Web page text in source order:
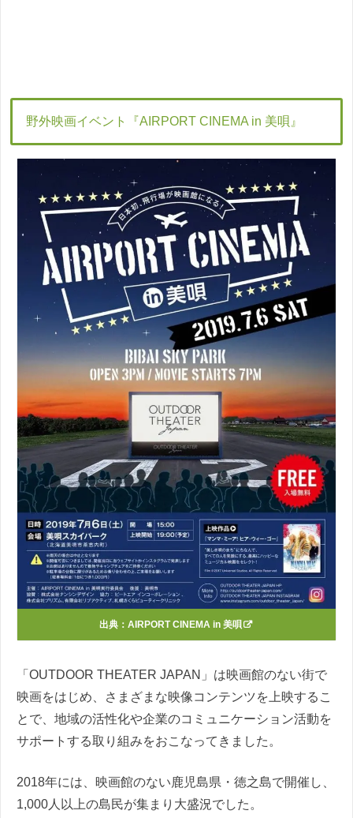
野外映画イベント『AIRPORT CINEMA in 美唄』
出典： AIRPORT CINEMA in 美唄
「OUTDOOR THEATER JAPAN」は映画館のない街で
映画をはじめ、さまざまな映像コンテンツを上映するこ
とで、地域の活性化や企業のコミュニケーション活動を
サポートする取り組みをおこなってきました。
2018年には、映画館のない鹿児島県・徳之島で開催し、
1,000人以上の島民が集まり大盛況でした。